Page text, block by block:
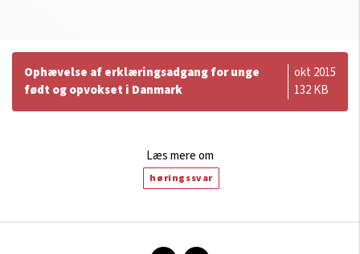
Ophævelse af erklæringsadgang for unge
født og opvokset i Danmark
okt 2015
132 KB
Læs mere om
høringssvar